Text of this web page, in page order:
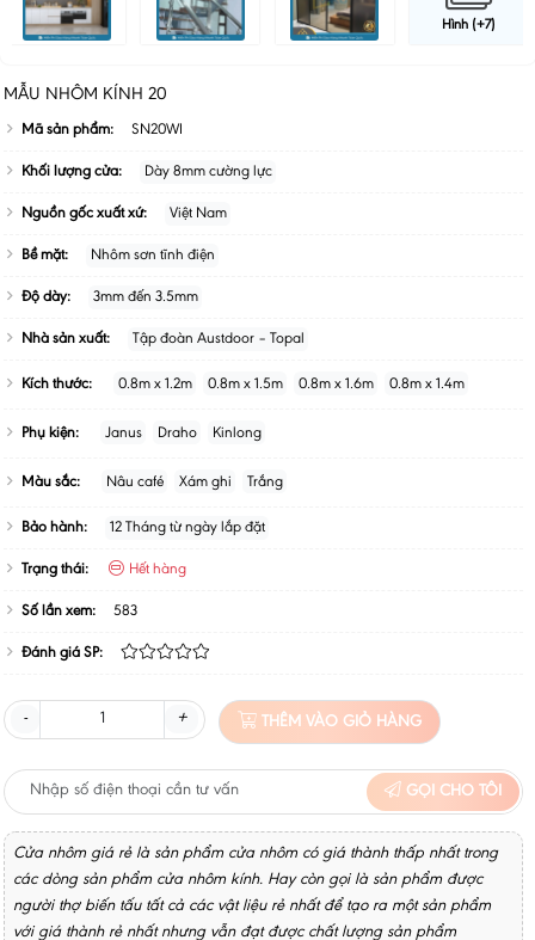
Hình (+7)
MẪU NHÔM KÍNH 20
Mã sản phẩm: SN20WI
Khối lượng cửa: Dày 8mm cường lực
Nguồn gốc xuất xứ: Việt Nam
Bề mặt: Nhôm sơn tĩnh điện
Độ dày: 3mm đến 3.5mm
Nhà sản xuất: Tập đoàn Austdoor – Topal
Kích thước: 0.8m x 1.2m 0.8m x 1.5m 0.8m x 1.6m 0.8m x 1.4m
Phụ kiện: Janus Draho Kinlong
Màu sắc: Nâu café Xám ghi Trắng
Bảo hành: 12 Tháng từ ngày lắp đặt
Trạng thái: Hết hàng
Số lần xem: 583
Đánh giá SP:
- + THÊM VÀO GIỎ HÀNG
GỌI CHO TÔI
Cửa nhôm giá rẻ là sản phẩm cửa nhôm có giá thành thấp nhất trong
các dòng sản phẩm cửa nhôm kính. Hay còn gọi là sản phẩm được
người thợ biến tấu tất cả các vật liệu rẻ nhất để tạo ra một sản phẩm
với giá thành rẻ nhất nhưng vẫn đạt được chất lượng sản phẩm